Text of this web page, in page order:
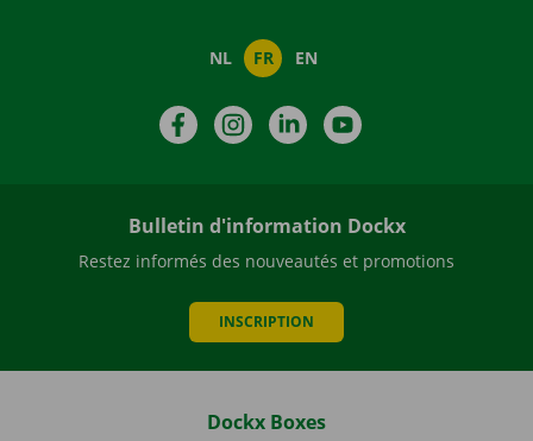
NL FR EN
FacebookInstagramLinkedIn
Bulletin d'information Dockx
Restez informés des nouveautés et promotions
INSCRIPTION
Dockx Boxes